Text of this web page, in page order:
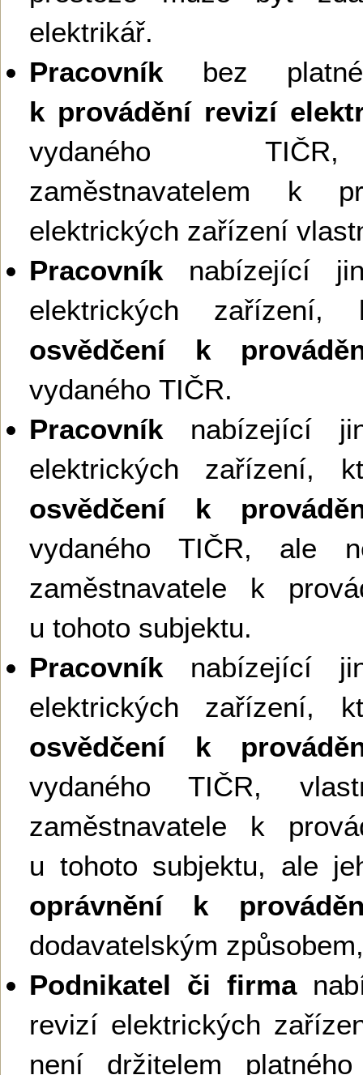
elektrikář.
Pracovník bez
k provádění revizí
vydaného
zaměstnavatelem k
elektrických zařízení
Pracovník nabízející
elektrických
osvědčení k
vydaného TIČR.
Pracovník nabízející
elektrických zařízení,
osvědčení k
vydaného TIČR, ale
zaměstnavatele k
u tohoto subjektu.
Pracovník nabízející
elektrických zařízení,
osvědčení k
vydaného TIČR,
zaměstnavatele k
u tohoto subjektu, ale
oprávnění k
dodavatelským
Podnikatel či firma
revizí elektrických
není držitelem